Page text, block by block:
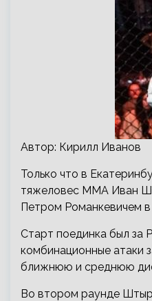
Автор: Кирилл Иванов
Только что в
тяжеловес ММА Иван
Петром Романкевичем
Старт поединка был за
комбинационные атаки
ближнюю и среднюю
Во втором раунде